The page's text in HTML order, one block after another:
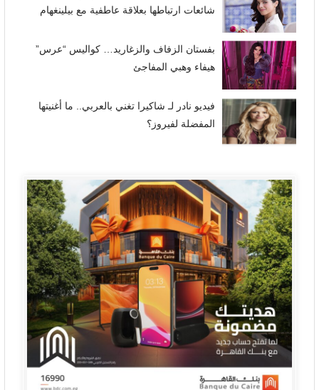
شائعات ارتباطها بعلاقة عاطفية مع بيلينغهام
بفستان الزفاف والزغاريد… كواليس “عرس”
هيفاء وهبي المفاجئ
فيديو نادر لـ شاكيرا تغني بالعربي.. ما أغنيتها
المفضلة لفيروز؟